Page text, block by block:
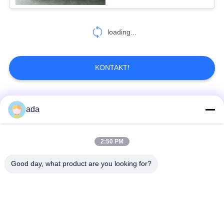
Werkzeugmaschinen-
18
Metallmessgeräte
loading...
KONTAKT!
Beliebte Kategorien Alle
Granitoberflächenplatte
ada
2:50 PM
Good day, what product are you looking for?